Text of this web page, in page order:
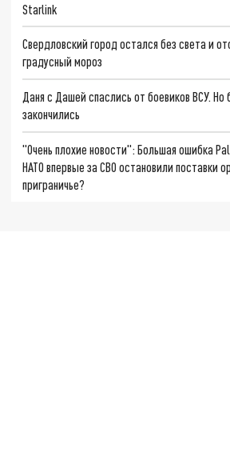
Starlink
Свердловский город остался без света и
градусный мороз
Даня с Дашей спаслись от боевиков ВСУ.
закончились
"Очень плохие новости": Большая ошибка
НАТО впервые за СВО остановили поставки
приграничье?